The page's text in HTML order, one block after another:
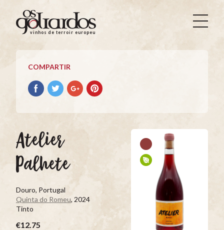
Os
Goliardos
Vinhos
Terroir
Europeus
vinhos de terroir europeus
COMPARTIR
Compartir
con
Compartir
con
Compartir
con
Compartir
con
Atelier
Palhete
Douro, Portugal
Quinta do Romeu, 2024
Tinto
€12.75